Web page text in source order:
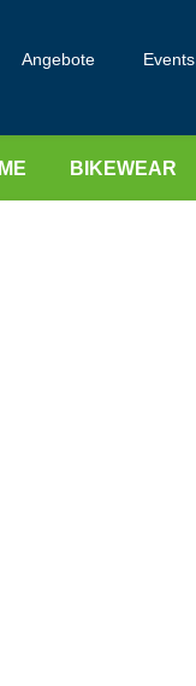
Angebote Events
BIKEWEAR